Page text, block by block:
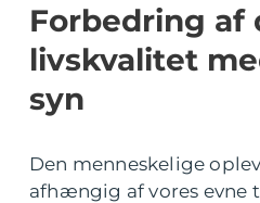
Forbedring af
livskvalitet
syn
Den menneskelige
afhængig af vores evne